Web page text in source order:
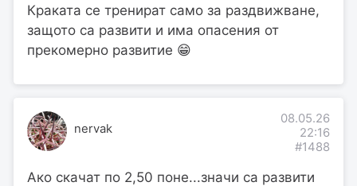
Краката се тренират само за раздвижване,
защото са развити и има опасения от
прекомерно развитие 😁
nervak
08.05.26
22:16
#1488
Ако скачат по 2,50 поне...значи са развити